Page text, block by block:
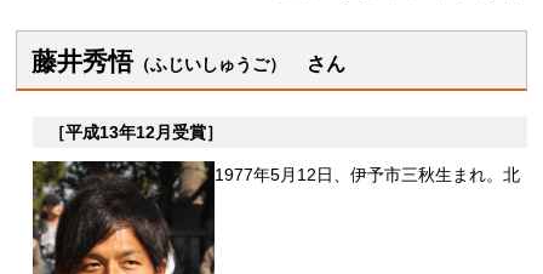
藤井秀悟（ふじいしゅうご） さ ん
［平成13年12月受賞］
1977年5月12日、伊予市三秋生まれ。北